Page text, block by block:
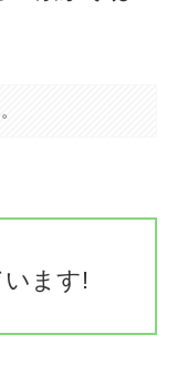
います!